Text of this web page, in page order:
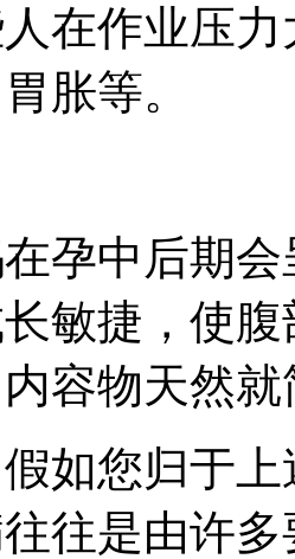
在作业压
胀等。
孕中后期
敏捷，使
容物天然
如您归于
往是由许